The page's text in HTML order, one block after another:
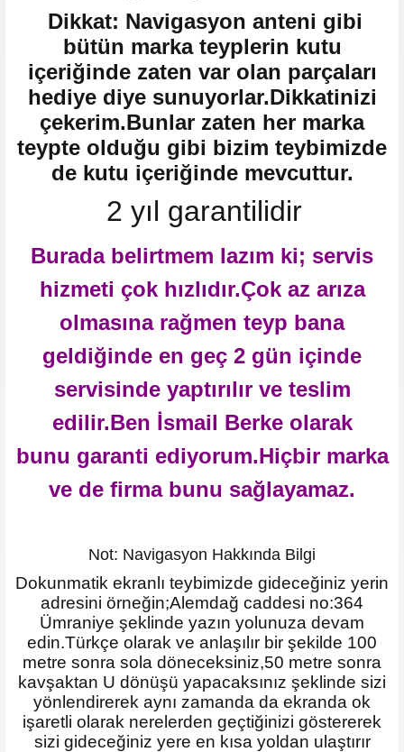
Dikkat: Navigasyon anteni gibi
bütün marka teyplerin kutu
içeriğinde zaten var olan parçaları
hediye diye sunuyorlar.Dikkatinizi
çekerim.Bunlar zaten her marka
teypte olduğu gibi bizim teybimizde
de kutu içeriğinde mevcuttur.
2 yıl garantilidir
Burada belirtmem lazım ki; servis
hizmeti çok hızlıdır.Çok az arıza
olmasına rağmen teyp bana
geldiğinde en geç 2 gün içinde
servisinde yaptırılır ve teslim
edilir.Ben İsmail Berke olarak
bunu garanti ediyorum.Hiçbir marka
ve de firma bunu sağlayamaz.
Not: Navigasyon Hakkında Bilgi
Dokunmatik ekranlı teybimizde gideceğiniz yerin
adresini örneğin;Alemdağ caddesi no:364
Ümraniye şeklinde yazın yolunuza devam
edin.Türkçe olarak ve anlaşılır bir şekilde 100
metre sonra sola döneceksiniz,50 metre sonra
kavşaktan U dönüşü yapacaksınız şeklinde sizi
yönlendirerek aynı zamanda da ekranda ok
işaretli olarak nerelerden geçtiğinizi göstererek
sizi gideceğiniz yere en kısa yoldan ulaştırır